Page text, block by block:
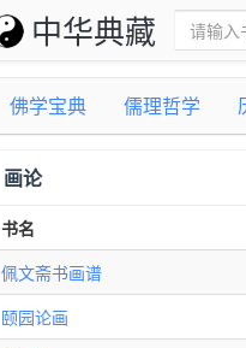
中华典藏
佛学宝典 儒理哲学
画论
书名
佩文斋书画谱
颐园论画